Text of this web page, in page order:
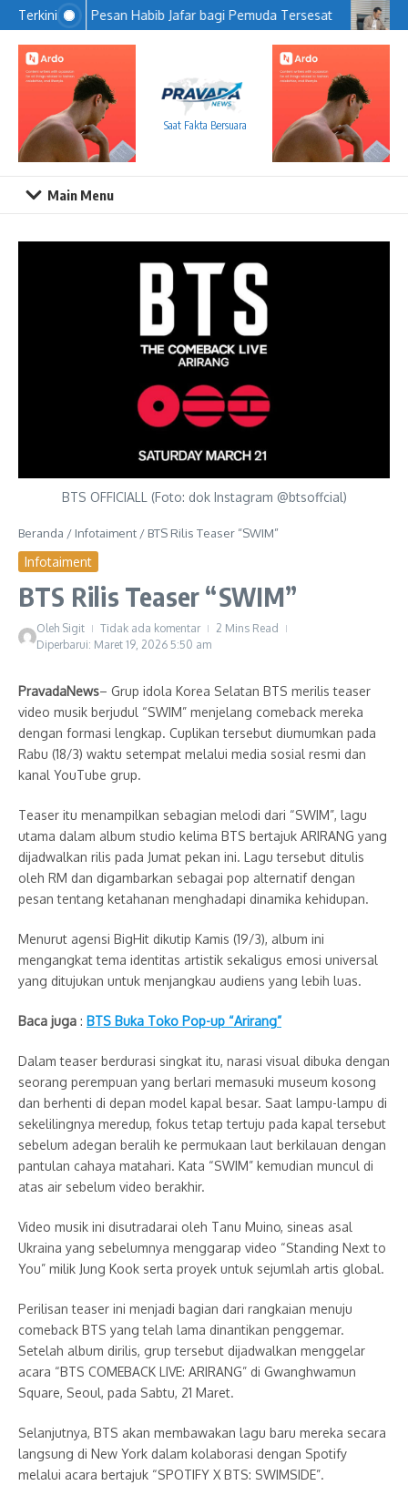
Lewati ke konten
Terkini Pesan Habib Jafar bagi Pemuda Tersesat
Saat Fakta Bersuara
Main Menu
BTS OFFICIALL (Foto: dok Instagram @btsoffcial)
Beranda / Infotaiment / BTS Rilis Teaser “SWIM”
Infotaiment
BTS Rilis Teaser “SWIM”
Oleh Sigit Tidak ada komentar
2 Mins Read
Diperbarui: Maret 19, 2026 5:50 am
PravadaNews– Grup idola Korea Selatan BTS merilis teaser
video musik berjudul “SWIM” menjelang comeback mereka
dengan formasi lengkap. Cuplikan tersebut diumumkan pada
Rabu (18/3) waktu setempat melalui media sosial resmi dan
kanal YouTube grup.
Teaser itu menampilkan sebagian melodi dari “SWIM”, lagu
utama dalam album studio kelima BTS bertajuk ARIRANG yang
dijadwalkan rilis pada Jumat pekan ini. Lagu tersebut ditulis
oleh RM dan digambarkan sebagai pop alternatif dengan
pesan tentang ketahanan menghadapi dinamika kehidupan.
Menurut agensi BigHit dikutip Kamis (19/3), album ini
mengangkat tema identitas artistik sekaligus emosi universal
yang ditujukan untuk menjangkau audiens yang lebih luas.
Baca juga : BTS Buka Toko Pop-up “Arirang”
Dalam teaser berdurasi singkat itu, narasi visual dibuka dengan
seorang perempuan yang berlari memasuki museum kosong
dan berhenti di depan model kapal besar. Saat lampu-lampu di
sekelilingnya meredup, fokus tetap tertuju pada kapal tersebut
sebelum adegan beralih ke permukaan laut berkilauan dengan
pantulan cahaya matahari. Kata “SWIM” kemudian muncul di
atas air sebelum video berakhir.
Video musik ini disutradarai oleh Tanu Muino, sineas asal
Ukraina yang sebelumnya menggarap video “Standing Next to
You” milik Jung Kook serta proyek untuk sejumlah artis global.
Perilisan teaser ini menjadi bagian dari rangkaian menuju
comeback BTS yang telah lama dinantikan penggemar.
Setelah album dirilis, grup tersebut dijadwalkan menggelar
acara “BTS COMEBACK LIVE: ARIRANG” di Gwanghwamun
Square, Seoul, pada Sabtu, 21 Maret.
Selanjutnya, BTS akan membawakan lagu baru mereka secara
langsung di New York dalam kolaborasi dengan Spotify
melalui acara bertajuk “SPOTIFY X BTS: SWIMSIDE”.